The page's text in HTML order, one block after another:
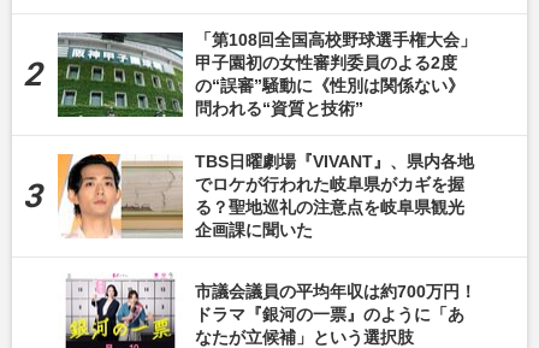
「第108回全国高校野球選手権大会」
甲子園初の女性審判委員のよる2度
の“誤審”騒動に《性別は関係ない》
問われる“資質と技術”
TBS日曜劇場『VIVANT』、県内各地
でロケが行われた岐阜県がカギを握
る？聖地巡礼の注意点を岐阜県観光
企画課に聞いた
市議会議員の平均年収は約700万円！
ドラマ『銀河の一票』のように「あ
なたが立候補」という選択肢